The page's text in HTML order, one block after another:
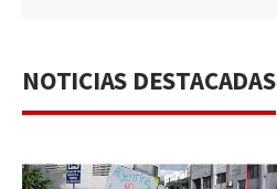
NOTICIAS DESTACADAS